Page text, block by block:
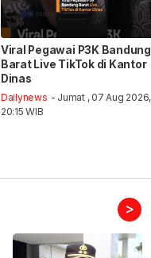
Viral Pegawai P3K Bandung
Barat Live TikTok di Kantor
Dinas
Dailynews - Jumat , 07 Aug 2026,
20:15 WIB
>